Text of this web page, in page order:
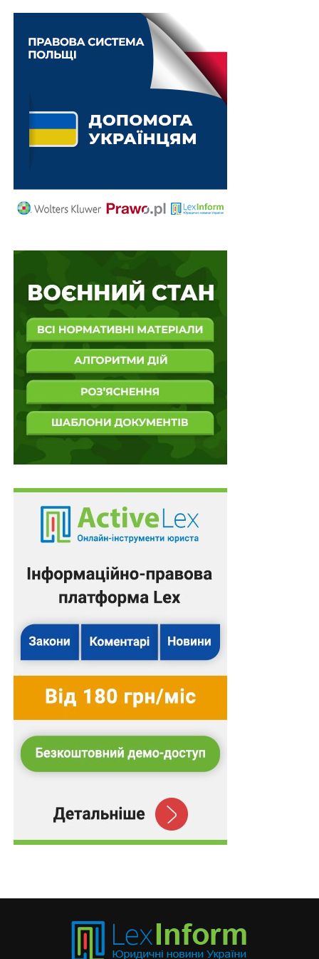
заяви директора спортивної школи із урахуванням
виконаних вимог, визначених у додатку, строком на
чотири роки. Після закінчення строку категорія
підтверджується або змінюється. Спортивна школа,
якій не надано вищої, першої або другої категорії,
вважається такою, що не має категорії. Орган, який
надав спортивній школі вищу, першу або другу
категорію, має право перевірити дотримання вимог,
категорії.
регулюються Законом України «Про адміністративну
процедуру».
Надання відповідної категорії спортивній школі
підтверджується свідоцтвом, форма якого
затверджується Мінмолодьспортом.
Внесено зміни й удодатокдо цього Положення,
зокрема передбачено, що вища категорія надається
спортивній школі за умови виконання не менш як 10
показників (обов’язковими до виконання є
показники, зазначені у пунктах 1 – 8 додатка); перша –
цьому додатку.
Спортивним школам, розташованим у межах
територій активних бойових дій або тимчасово
переліку територій, на яких ведуться (велися) бойові
дії або тимчасово окупованих російською
, затвердженого Мінрозвитку, щодо яких
не визначена дата завершення бойових дій
(припинення можливості бойових дій) або тимчасової
окупації, після одного року з дня припинення або
скасування воєнного стану в Україні для надання
відповідної категорії враховуються наявні показники
на момент подачі документів, але не менше 9
для другої із кількості показників, зазначених у цьому
додатку, які застосовуються не більше одного разу.
Також визначено механізми унеможливлення
насильства та жорстокого поводження з дитиною в
закладі спеціалізованої освіти спортивного профілю,
спортивній школі.
Воєнний стан. Всі нормативні матеріали,
алгоритми дій, роз’яснення, корисні ресурси